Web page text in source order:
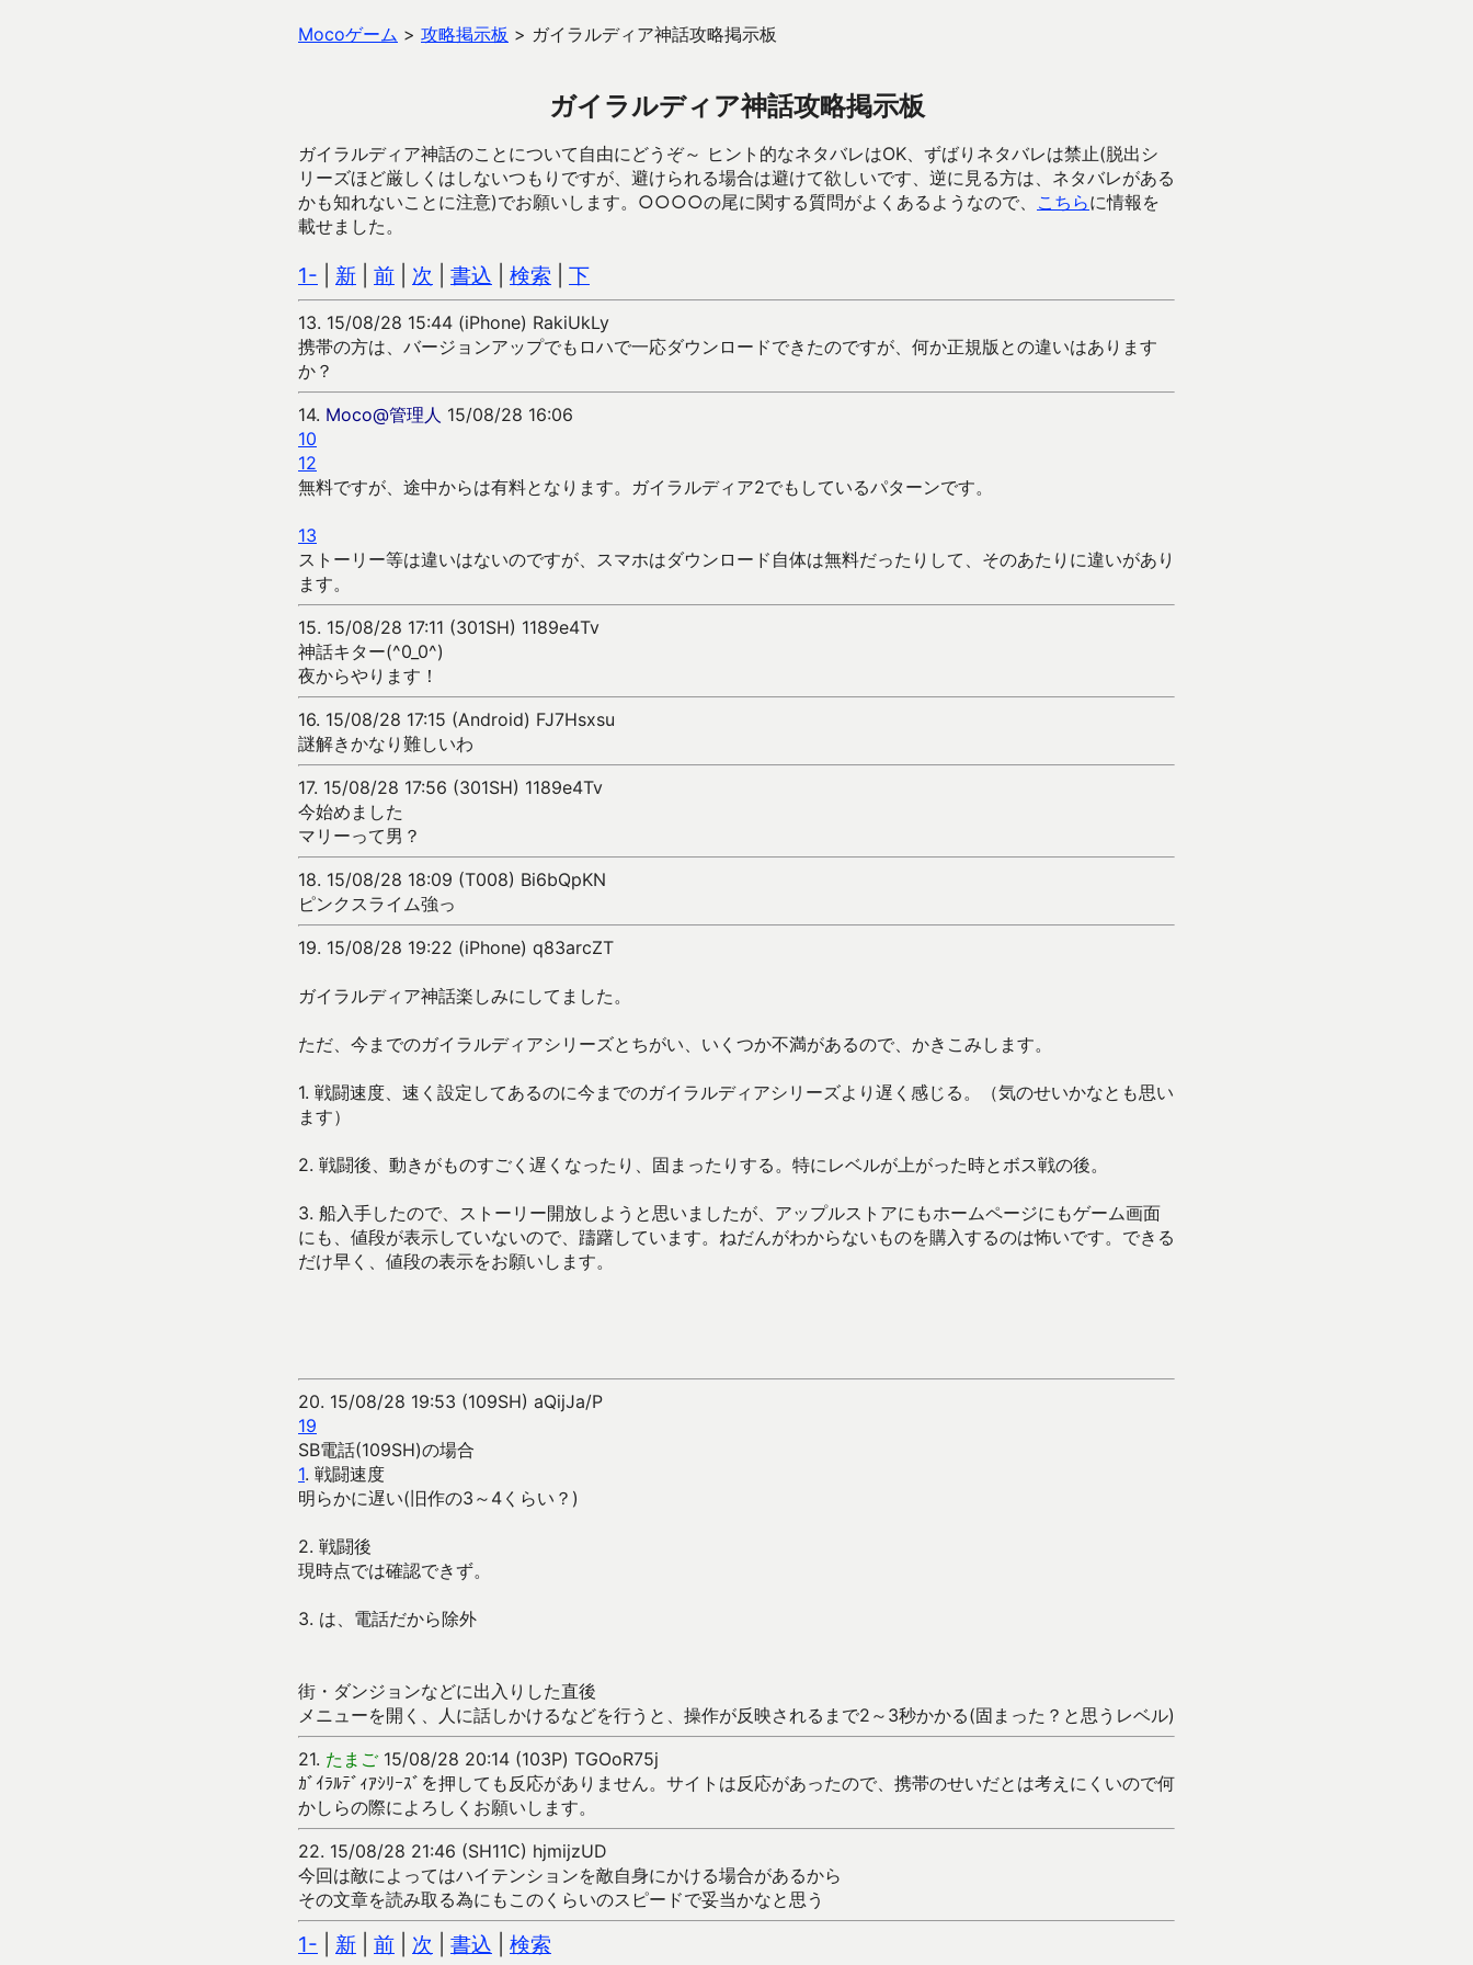
Mocoゲーム > 攻略掲示板 > ガイラルディア神話攻略掲示板
ガイラルディア神話攻略掲示板
ガイラルディア神話のことについて自由にどうぞ～ ヒント的なネタバレはOK、ずばりネタバレは禁止(脱出シ
リーズほど厳しくはしないつもりですが、避けられる場合は避けて欲しいです、逆に見る方は、ネタバレがある
かも知れないことに注意)でお願いします。○○○○の尾に関する質問がよくあるようなので、 こちらに情報を
載せました。
1- 新 前 次 書込 検索 下
13. 15/08/28 15:44 (iPhone) RakiUkLy
携帯の方は、バージョンアップでもロハで一応ダウンロードできたのですが、何か正規版との違いはあります
か？
14. Moco@管理人 15/08/28 16:06
10
12
無料ですが、途中からは有料となります。ガイラルディア2でもしているパターンです。
13
ストーリー等は違いはないのですが、スマホはダウンロード自体は無料だったりして、そのあたりに違いがあり
ます。
15. 15/08/28 17:11 (301SH) 1189e4Tv
神話キター(^0_0^)
夜からやります！
16. 15/08/28 17:15 (Android) FJ7Hsxsu
謎解きかなり難しいわ
17. 15/08/28 17:56 (301SH) 1189e4Tv
今始めました
マリーって男？
18. 15/08/28 18:09 (T008) Bi6bQpKN
ピンクスライム強っ
19. 15/08/28 19:22 (iPhone) q83arcZT
ガイラルディア神話楽しみにしてました。
ただ、今までのガイラルディアシリーズとちがい、いくつか不満があるので、かきこみします。
1. 戦闘速度、速く設定してあるのに今までのガイラルディアシリーズより遅く感じる。（気のせいかなとも思い
ます）
2. 戦闘後、動きがものすごく遅くなったり、固まったりする。特にレベルが上がった時とボス戦の後。
3. 船入手したので、ストーリー開放しようと思いましたが、アップルストアにもホームページにもゲーム画面
にも、値段が表示していないので、躊躇しています。ねだんがわからないものを購入するのは怖いです。できる
だけ早く、値段の表示をお願いします。
20. 15/08/28 19:53 (109SH) aQijJa/P
19
SB電話(109SH)の場合
1. 戦闘速度
明らかに遅い(旧作の3～4くらい？)
2. 戦闘後
現時点では確認できず。
3. は、電話だから除外
街・ダンジョンなどに出入りした直後
メニューを開く、人に話しかけるなどを行うと、操作が反映されるまで2～3秒かかる(固まった？と思うレベル)
21. たまご 15/08/28 20:14 (103P) TGOoR75j
ｶﾞｲﾗﾙﾃﾞｨｱｼﾘｰｽﾞを押しても反応がありません。サイトは反応があったので、携帯のせいだとは考えにくいので何
かしらの際によろしくお願いします。
22. 15/08/28 21:46 (SH11C) hjmijzUD
今回は敵によってはハイテンションを敵自身にかける場合があるから
その文章を読み取る為にもこのくらいのスピードで妥当かなと思う
1- 新 前 次 書込 検索